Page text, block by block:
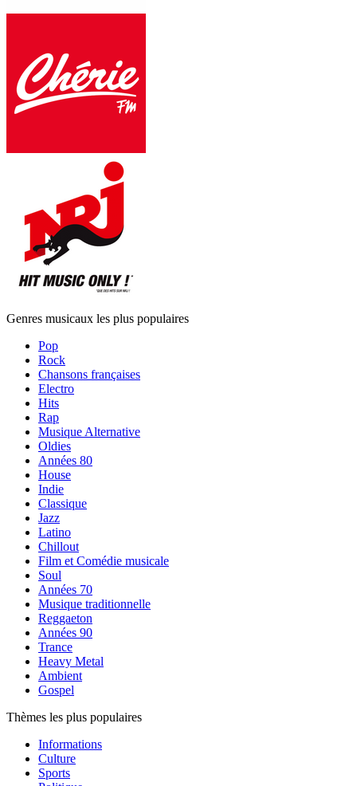
Genres musicaux les plus populaires
Pop
Rock
Chansons françaises
Electro
Hits
Rap
Musique Alternative
Oldies
Années 80
House
Indie
Classique
Jazz
Latino
Chillout
Film et Comédie musicale
Soul
Années 70
Musique traditionnelle
Reggaeton
Années 90
Trance
Heavy Metal
Ambient
Gospel
Thèmes les plus populaires
Informations
Culture
Sports